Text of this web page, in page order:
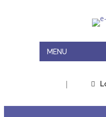
MENU
|